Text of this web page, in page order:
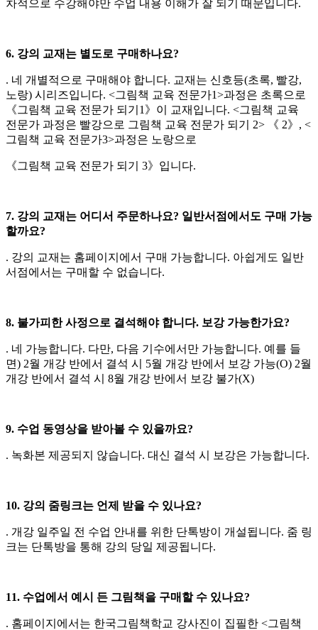
차적으로 수강해야만 수업 내용 이해가 잘 되기 때문입니다.
6. 강의 교재는 별도로 구매하나요?
. 네 개별적으로 구매해야 합니다. 교재는 신호등(초록, 빨강,
노랑) 시리즈입니다. <그림책 교육 전문가1>과정은 초록으로
《그림책 교육 전문가 되기1》이 교재입니다. <그림책 교육
전문가 과정은 빨강으로 그림책 교육 전문가 되기 2> 《 2》, <
그림책 교육 전문가3>과정은 노랑으로
《그림책 교육 전문가 되기 3》입니다.
7. 강의 교재는 어디서 주문하나요? 일반서점에서도 구매 가능
할까요?
. 강의 교재는 홈페이지에서 구매 가능합니다. 아쉽게도 일반
서점에서는 구매할 수 없습니다.
8. 불가피한 사정으로 결석해야 합니다. 보강 가능한가요?
. 네 가능합니다. 다만, 다음 기수에서만 가능합니다. 예를 들
면) 2월 개강 반에서 결석 시 5월 개강 반에서 보강 가능(O) 2월
개강 반에서 결석 시 8월 개강 반에서 보강 불가(X)
9. 수업 동영상을 받아볼 수 있을까요?
. 녹화본 제공되지 않습니다. 대신 결석 시 보강은 가능합니다.
10. 강의 줌링크는 언제 받을 수 있나요?
. 개강 일주일 전 수업 안내를 위한 단톡방이 개설됩니다. 줌 링
크는 단톡방을 통해 강의 당일 제공됩니다.
11. 수업에서 예시 든 그림책을 구매할 수 있나요?
. 홈페이지에서는 한국그림책학교 강사진이 집필한 <그림책